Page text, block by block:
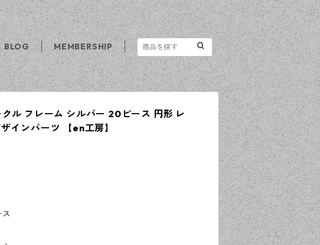
BLOG MEMBERSHIP
ル フレーム シルバー 20ピース 円形 レ
インパーツ 【en工房】